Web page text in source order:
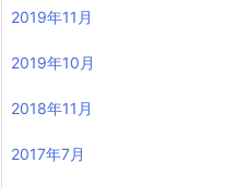
2019年11月
2019年10月
2018年11月
2017年7月